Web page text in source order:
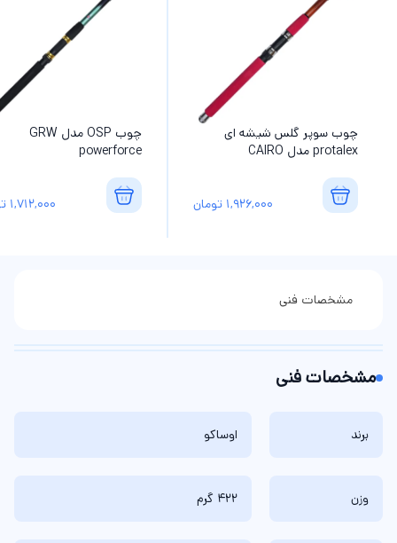
چوب سوپر گلس شیشه ای
protalex مدل CAIRO
1,926,000 تومان
چوب OSP مدل GRW
powerforce
1,712,000
مشخصات فنی
مشخصات فنی
برند اوساکو
وزن 422 گرم